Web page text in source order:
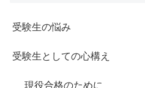
受験生の悩み
受験生としての心構え
現役合格のために